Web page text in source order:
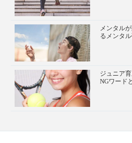
メンタル
るメンタ
ジュニア
NGワード